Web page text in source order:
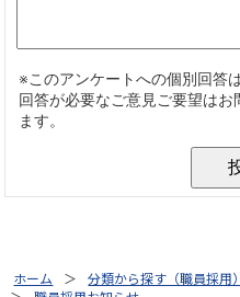
ホーム 分類から探す（職員採用）